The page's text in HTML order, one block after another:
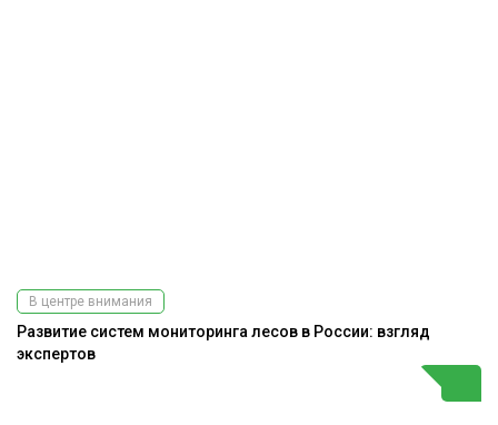
В центре внимания
Развитие систем мониторинга лесов в России: взгляд
экспертов